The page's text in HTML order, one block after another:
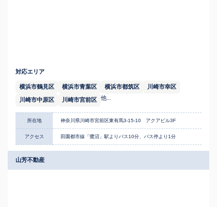
対応エリア
横浜市鶴見区 横浜市青葉区 横浜市都筑区
川崎市幸区
川崎市中原区
川崎市宮前区 他...
所在地 神奈川県川崎市宮前区東有馬3-15-10 アクアビル3F
アクセス 田園都市線「鷺沼」駅よりバス10分、バス停より1分
山芳不動産